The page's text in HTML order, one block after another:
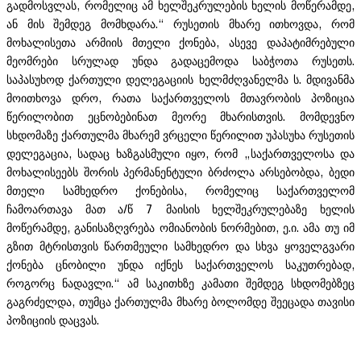
გადმოსვლას, რომელიც ამ ხელშეკრულების ხელის მოწერამდე,
ან მის შემდეგ მომხდარა.“ რუსეთის მხარე ითხოვდა, რომ
მოხალისეთა არმიის მთელი ქონება, ასევე დაპატიმრებული
მეომრები სრულად უნდა გადაცემოდა საბჭოთა რუსეთს.
საპასუხოდ ქართული დელეგაციის ხელმძღვანელმა ს. მდივანმა
მოითხოვა დრო, რათა საქართველოს მთავრობის პოზიცია
წერილობით ეცნობებინათ მეორე მხარისთვის. მომდევნო
სხდომაზე ქართულმა მხარემ ვრცელი წერილით უპასუხა რუსეთის
დელეგაცია, სადაც ხაზგასმული იყო, რომ „საქართველოსა და
მოხალისეებს შორის პერმანენტული ბრძოლა არსებობდა, ბედი
მთელი სამხედრო ქონებისა, რომელიც საქართველომ
ჩამოართავა მათ ა/წ 7 მაისის ხელშეკრულებაზე ხელის
მოწერამდე, განისაზღვრება ომიანობის ნორმებით, ე.ი. ამა თუ იმ
გზით მტრისთვის წართმეული სამხედრო და სხვა ყოველგვარი
ქონება ცნობილი უნდა იქნეს საქართველოს საკუთრებად,
როგორც ნადავლი.“ ამ საკითხზე კამათი შემდეგ სხდომებზეც
გაგრძელდა, თუმცა ქართულმა მხარე ბოლომდე შეეცადა თავისი
პოზიციის დაცვას.